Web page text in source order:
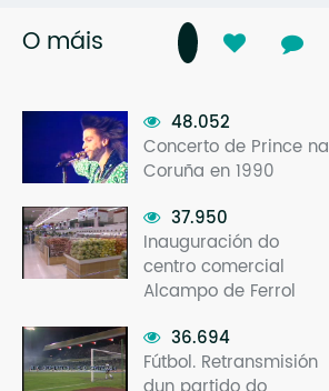
O máis
48.052
Concerto de Prince na
Coruña en 1990
37.950
Inauguración do
centro comercial
Alcampo de Ferrol
36.694
Fútbol. Retransmisión